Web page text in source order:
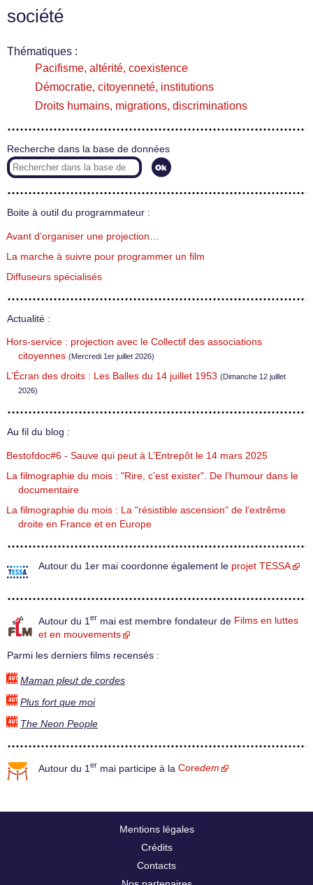
société
Thématiques :
Pacifisme, altérité, coexistence
Démocratie, citoyenneté, institutions
Droits humains, migrations, discriminations
Recherche dans la base de données
Boite à outil du programmateur :
Avant d’organiser une projection…
La marche à suivre pour programmer un film
Diffuseurs spécialisés
Actualité :
Hors-service : projection avec le Collectif des associations
citoyennes (Mercredi 1er juillet 2026)
L’Écran des droits : Les Balles du 14 juillet 1953 (Dimanche 12 juillet
2026)
Au fil du blog :
Bestofdoc#6 - Sauve qui peut à L’Entrepôt le 14 mars 2025
La filmographie du mois : "Rire, c’est exister". De l’humour dans le
documentaire
La filmographie du mois : La "résistible ascension" de l’extrême
droite en France et en Europe
Autour du 1er mai coordonne également le projet TESSA
Autour du 1 er mai est membre fondateur de Films en luttes
et en mouvements
Parmi les derniers films recensés :
Maman pleut de cordes
Plus fort que moi
The Neon People
Autour du 1 er mai participe à la Coredem
Mentions légales
Crédits
Contacts